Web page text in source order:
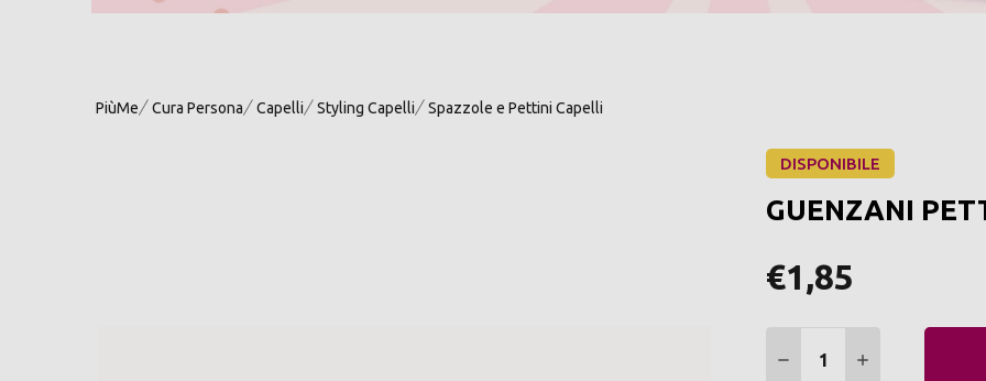
PiùMe Cura Persona Capelli Styling Capelli Spazzole e Pettini Capelli
DISPONIBILE
GUENZANI
€1,85
DIMINUIRE QUANTITÀ:
AUMENTARE